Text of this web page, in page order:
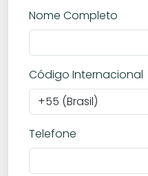
Nome Completo
Código Internacional
Telefone